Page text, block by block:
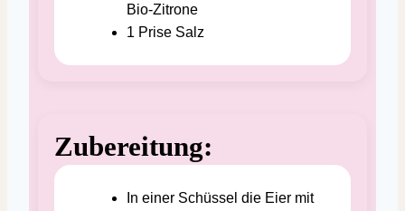
Bio-Zitrone
1 Prise Salz
Zubereitung:
In einer Schüssel die Eier mit